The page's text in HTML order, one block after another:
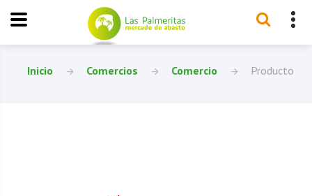
Inicio Comercios Comercio Producto